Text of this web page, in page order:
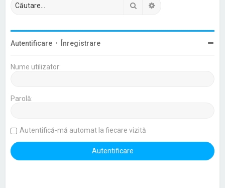
Căutare
Autentificare • Înregistrare
Nume utilizator:
Parolă:
Autentifică-mă automat la fiecare vizită